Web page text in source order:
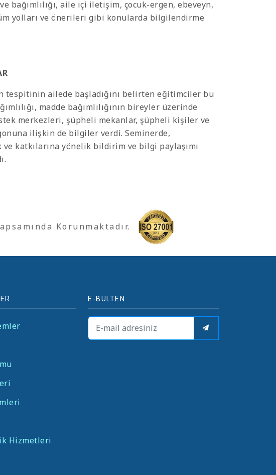
bağımlılığı, aile içi iletişim, çocuk-ergen, ebeveyn,
yolları ve önerileri gibi konularda bilgilendirme
tespitinin ailede başladığını belirten eğitimciler bu
madde bağımlılığının bireyler üzerinde
merkezleri, şüpheli mekanlar, şüpheli kişiler ve
ilişkin de bilgiler verdi. Seminerde,
katkılarına yönelik bildirim ve bilgi paylaşımı
Korunmaktadır.
Hizmetleri
E-BÜLTEN